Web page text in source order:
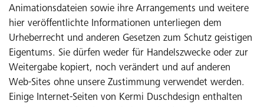
Animationsdateien sowie ihre Arrangements und weitere
hier veröffentlichte Informationen unterliegen dem
Urheberrecht und anderen Gesetzen zum Schutz geistigen
Eigentums. Sie dürfen weder für Handelszwecke oder zur
Weitergabe kopiert, noch verändert und auf anderen
Web-Sites ohne unsere Zustimmung verwendet werden.
Einige Internet-Seiten von Kermi Duschdesign enthalten